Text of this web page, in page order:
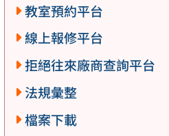
教室預約平台
線上報修平台
拒絕往來廠商查詢平台
法規彙整
檔案下載